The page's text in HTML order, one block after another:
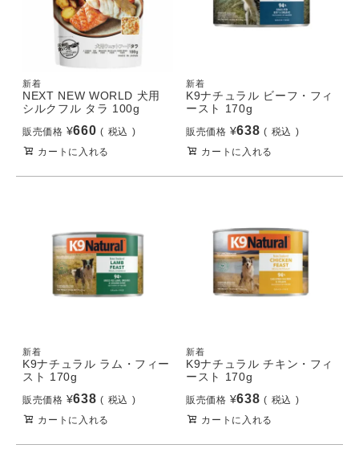
新着
NEXT NEW WORLD 犬用
シルクフル タラ 100g
販売価格 ¥660
税込
カートに入れる
新着
K9ナチュラル ビーフ・フィ
ースト 170g
販売価格 ¥638
税込
カートに入れる
新着
K9ナチュラル ラム・フィー
スト 170g
販売価格 ¥638
税込
カートに入れる
新着
K9ナチュラル チキン・フィ
ースト 170g
販売価格 ¥638
税込
カートに入れる